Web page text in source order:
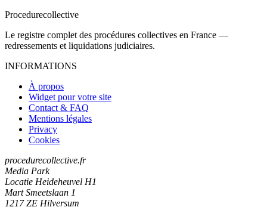
Procedurecollective
Le registre complet des procédures collectives en France —
redressements et liquidations judiciaires.
INFORMATIONS
À propos
Widget pour votre site
Contact & FAQ
Mentions légales
Privacy
Cookies
procedurecollective.fr
Media Park
Locatie Heideheuvel H1
Mart Smeetslaan 1
1217 ZE Hilversum